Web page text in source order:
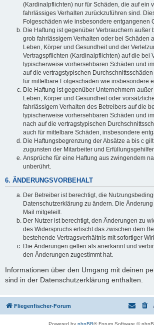
(Kardinalpflichten) nur für Schäden, die auf ein
fahrlässiges Verhalten zurückzuführen sind.
Folgeschäden wie insbesondere entgangenen
Die Haftung ist gegenüber Verbrauchern außer
grob fahrlässigem Verhalten oder bei Schäden
Leben, Körper und Gesundheit und der
Vertragspflichten (Kardinalpflichten) auf die bei
typischerweise vorhersehbaren Schäden und
auf die vertragstypischen
für mittelbare Folgeschäden wie insbesondere
Die Haftung ist gegenüber Unternehmern
Leben, Körper und Gesundheit oder
fahrlässigem Verhalten des Betreibers auf die
typischerweise vorhersehbaren Schäden und
nach auf die vertragstypischen
auch für mittelbare Schäden, insbesondere
Die Haftungsbegrenzung der Absätze a bis c
zugunsten der Mitarbeiter und
Ansprüche für eine Haftung aus zwingendem
unberührt.
6. ÄNDERUNGSVORBEHALT
Der Betreiber ist berechtigt, die
Datenschutzerklärung zu ändern. Die
Mail mitgeteilt.
Der Nutzer ist berechtigt, den Änderungen zu
des Widerspruchs erlischt das zwischen dem
bestehende Vertragsverhältnis mit sofortiger
Die Änderungen gelten als anerkannt und
den Änderungen zugestimmt hat.
Informationen über den Umgang mit deinen
sind in der Datenschutzerklärung enthalten.
Fliegenfischer-Forum